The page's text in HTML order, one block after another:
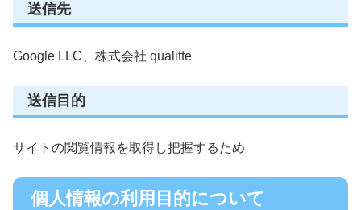
送信先
Google LLC、 株式会社 qualitte
送信目的
サイトの閲覧情報を取得し把握するため
個人情報の利用目的について